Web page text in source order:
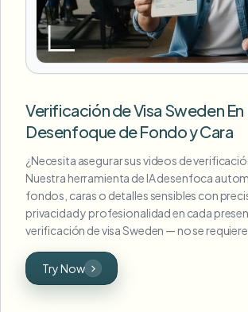
Verificación de Visa Sweden En
Desenfoque de Fondo y Cara
¿Necesita asegurar sus videos de
Nuestra herramienta de IA desenfoca
fondos, caras o detalles sensibles con
privacidad y profesionalidad en cada
verificación de visa Sweden — no se
Try Now